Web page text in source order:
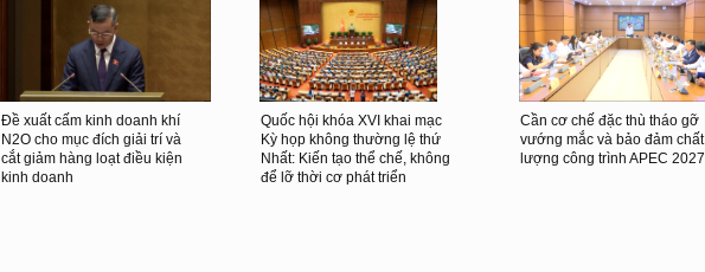
Đề xuất cấm kinh doanh khí
N2O cho mục đích giải trí và
cắt giảm hàng loạt điều kiện
kinh doanh
Quốc hội khóa XVI khai mạc
Kỳ họp không thường lệ thứ
Nhất: Kiến tạo thể chế, không
để lỡ thời cơ phát triển
Cần cơ chế đặc thù tháo gỡ
vướng mắc và bảo đảm chất
lượng công trình APEC 2027